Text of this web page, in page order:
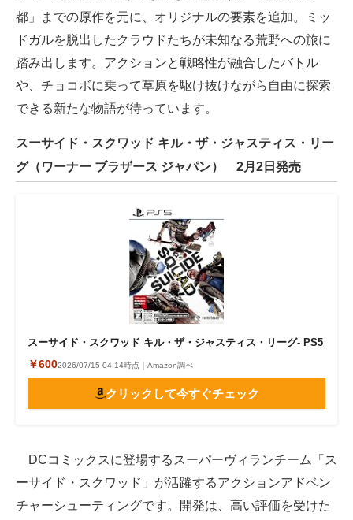
都」までの原作を元に、オリジナルの要素を追加。ミッ
ドガルを脱出したクラウドたちが未知なる荒野への旅に
踏み出します。アクションと戦略性が融合したバトル
や、チョコボに乗って草原を駆け抜けながら自由に探索
できる新たな物語が待っています。
スーサイド・スクワッド キル・ザ・ジャスティス・リー
グ（ワーナー ブラザース ジャパン） 2月2日発売
スーサイド・スクワッド キル・ザ・ジャスティス・リーグ- PS5
￥6002026/07/15 04:14時点｜Amazon調べ
クリックして今すぐチェック
DCコミックスに登場するスーパーヴィランチーム「ス
ーサイド・スクワッド」が活躍するアクションアドベン
チャーシューティングです。開発は、高い評価を受けた